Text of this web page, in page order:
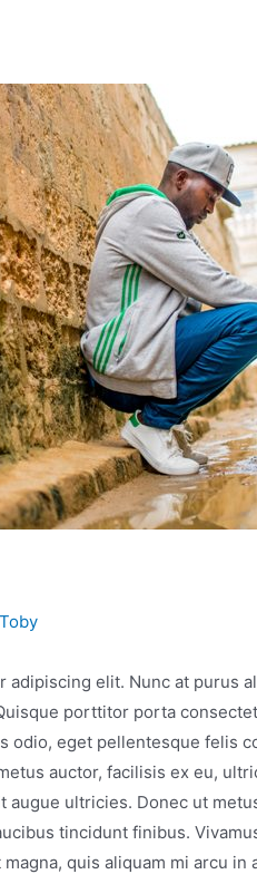
Toby
elit. Nunc at purus
porttitor porta
odio, eget pellentesque felis
auctor, facilisis ex eu,
ultricies. Donec ut
tincidunt finibus.
quis aliquam mi arcu in